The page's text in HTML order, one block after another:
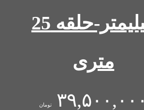
میلیمتر-حلقه 25
متری
۳۹,۵۰۰,۰۰۰
تومان